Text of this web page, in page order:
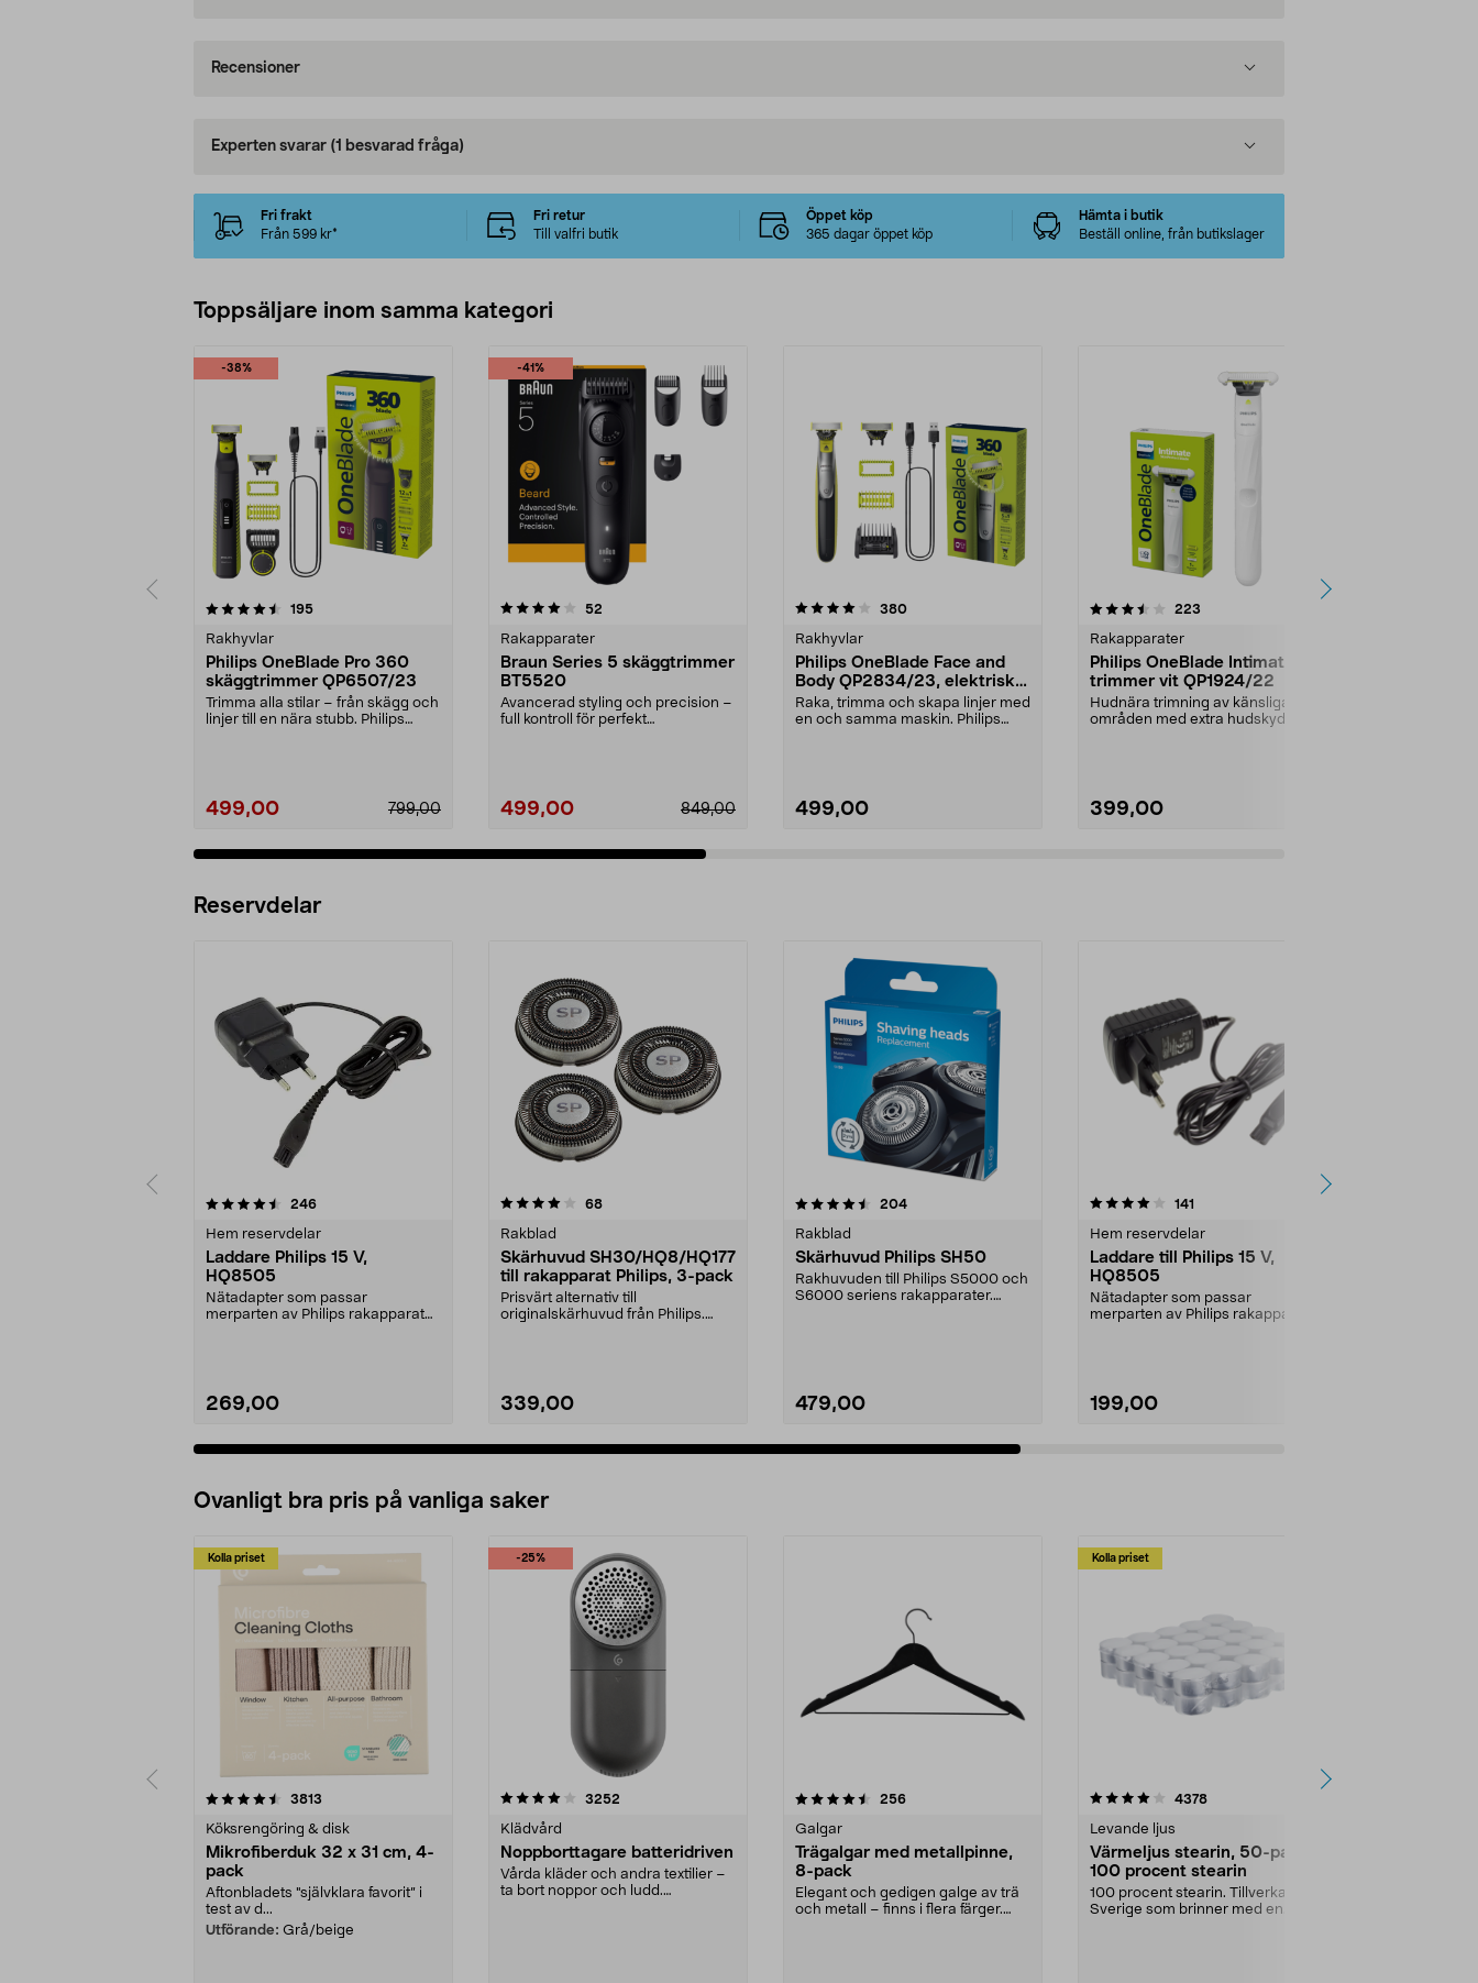
Recensioner
Experten svarar (1 besvarad fråga)
Fri frakt
Från 599 kr*
Fri retur
Till valfri butik
Öppet köp
365 dagar öppet köp
Hämta i butik
Beställ online, från butikslager
Toppsäljare inom samma kategori
-38%
195recensioner
Rakhyvlar
Philips OneBlade Pro 360
skäggtrimmer QP6507/23
Trimma alla stilar – från skägg och
linjer till en nära stubb. Philips
499,00 799,00
-41%
4.0 av 5 stjärnor 52
Rakapparater
Braun Series 5 skäggtrimmer
BT5520
Avancerad styling och precision –
full kontroll för perfekt
499,00 849,00
4.0 av 5 stjärnor 380recensioner
Rakhyvlar
Philips OneBlade Face and
Body QP2834/23, elektrisk
rakhyvel
Raka, trimma och skapa linjer med
en och samma maskin. Philips
499,00
3.5 av 5 stjärnor 223
Rakapparater
Philips OneBlade Intimate
trimmer vit QP1924/22
Hudnära trimning av känsliga
områden med extra hudskydd.
399,00
4.0 av 5 stjärnor
Reservdelar
246recensioner
Hem reservdelar
Laddare Philips 15 V,
HQ8505
Nätadapter som passar
merparten av Philips rakapparater
269,00
4.0av 5 stjärnor 68recensioner
Rakblad
Skärhuvud SH30/HQ8/HQ177
till rakapparat Philips, 3-pack
Prisvärt alternativ till
originalskärhuvud från Philips.
339,00
4.5av 5 stjärnor 204recensioner
Rakblad
Skärhuvud Philips SH50
Rakhuvuden till Philips S5000 och
S6000 seriens rakapparater.
479,00
4.0av 5 stjärnor 141
Hem reservdelar
Laddare till Philips 15 V,
HQ8505
Nätadapter som passar
merparten av Philips rakapparater
199,00
0.0 av 5 stjärnor
Ovanligt bra pris på vanliga saker
Kolla priset
3813
Köksrengöring & disk
Mikrofiberduk 32 x 31 cm, 4-
pack
Aftonbladets "självklara favorit” i
test av d...
Utförande: Grå/beige
-25%
4.0av 5 stjärnor 3252
Klädvård
Noppborttagare batteridriven
Vårda kläder och andra textilier –
ta bort noppor och ludd.
4.5av 5 stjärnor 256recensioner
Galgar
Trägalgar med metallpinne,
8-pack
Elegant och gedigen galge av trä
och metall – finns i flera färger.
Kolla priset
4.0av 5 stjärnor 4378recensioner
Levande ljus
Värmeljus stearin, 50-pack,
100 procent stearin
100 procent stearin. Tillverkade i
Sverige som brinner med en
4.5av 5 stjärnor